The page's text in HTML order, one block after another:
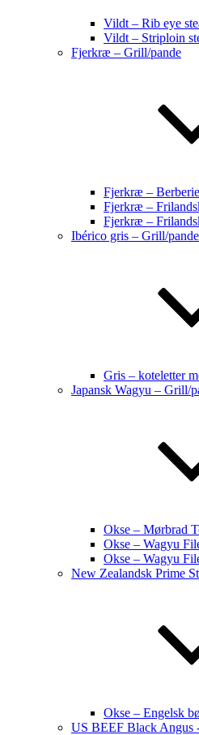
Vildt – Rib eye
Vildt – Striploin
Fjerkræ – Grill/pande
Fjerkræ –
Fjerkræ –
Fjerkræ –
Ibérico gris – Grill/pande
Gris – koteletter
Japansk Wagyu – Grill/
Okse – Mørbrad
Okse – Wagyu
Okse – Wagyu
New Zealandsk Prime
Okse – Engelsk
US BEEF Black Angus